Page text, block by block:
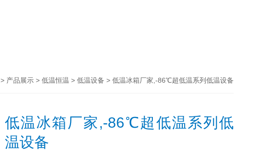
> 产品展示 > 低温恒温 > 低温设备 > 低温冰箱厂家,-86℃超低温系列低温设备
低温冰箱厂家,-86℃超低温系列低
温设备